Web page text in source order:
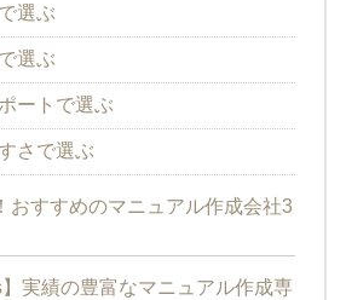
選ぶ
選ぶ
ートで選ぶ
さで選ぶ
おすすめのマニュアル作成会社3
】実績の豊富なマニュアル作成専